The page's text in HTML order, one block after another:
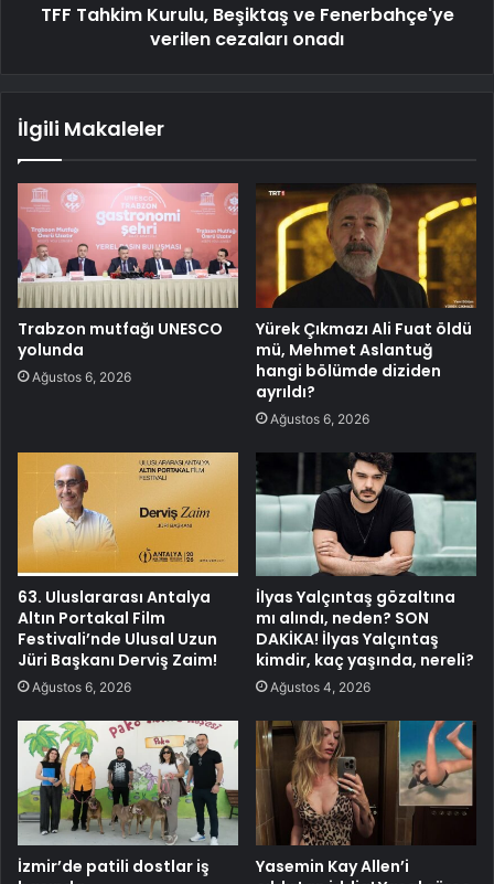
TFF Tahkim Kurulu, Beşiktaş ve Fenerbahçe'ye
verilen cezaları onadı
İlgili Makaleler
Trabzon mutfağı UNESCO
yolunda
Ağustos 6, 2026
Yürek Çıkmazı Ali Fuat öldü
mü, Mehmet Aslantuğ
hangi bölümde diziden
ayrıldı?
Ağustos 6, 2026
63. Uluslararası Antalya
Altın Portakal Film
Festivali’nde Ulusal Uzun
Jüri Başkanı Derviş Zaim!
Ağustos 6, 2026
İlyas Yalçıntaş gözaltına
mı alındı, neden? SON
DAKİKA! İlyas Yalçıntaş
kimdir, kaç yaşında, nereli?
Ağustos 4, 2026
İzmir’de patili dostlar iş
Yasemin Kay Allen’i